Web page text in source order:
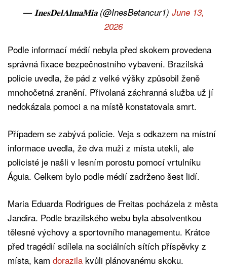
— 𝐈𝐧𝐞𝐬𝐃𝐞𝐥𝐀𝐥𝐦𝐚𝐌𝐢𝐚 (@InesBetancur1) June 13,
2026
Podle informací médií nebyla před skokem provedena
správná fixace bezpečnostního vybavení. Brazilská
policie uvedla, že pád z velké výšky způsobil ženě
mnohočetná zranění. Přivolaná záchranná služba už jí
nedokázala pomoci a na místě konstatovala smrt.
Případem se zabývá policie. Veja s odkazem na místní
informace uvedla, že dva muži z místa utekli, ale
policisté je našli v lesním porostu pomocí vrtulníku
Águia. Celkem bylo podle médií zadrženo šest lidí.
Maria Eduarda Rodrigues de Freitas pocházela z města
Jandira. Podle brazilského webu byla absolventkou
tělesné výchovy a sportovního managementu. Krátce
před tragédií sdílela na sociálních sítích příspěvky z
místa, kam dorazila kvůli plánovanému skoku.